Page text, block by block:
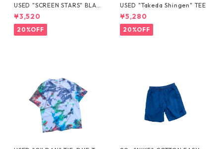
USED "SCREEN STARS" BLAN
K TEE
¥3,520
20%OFF
USED "Takeda Shingen" TEE
¥5,280
20%OFF